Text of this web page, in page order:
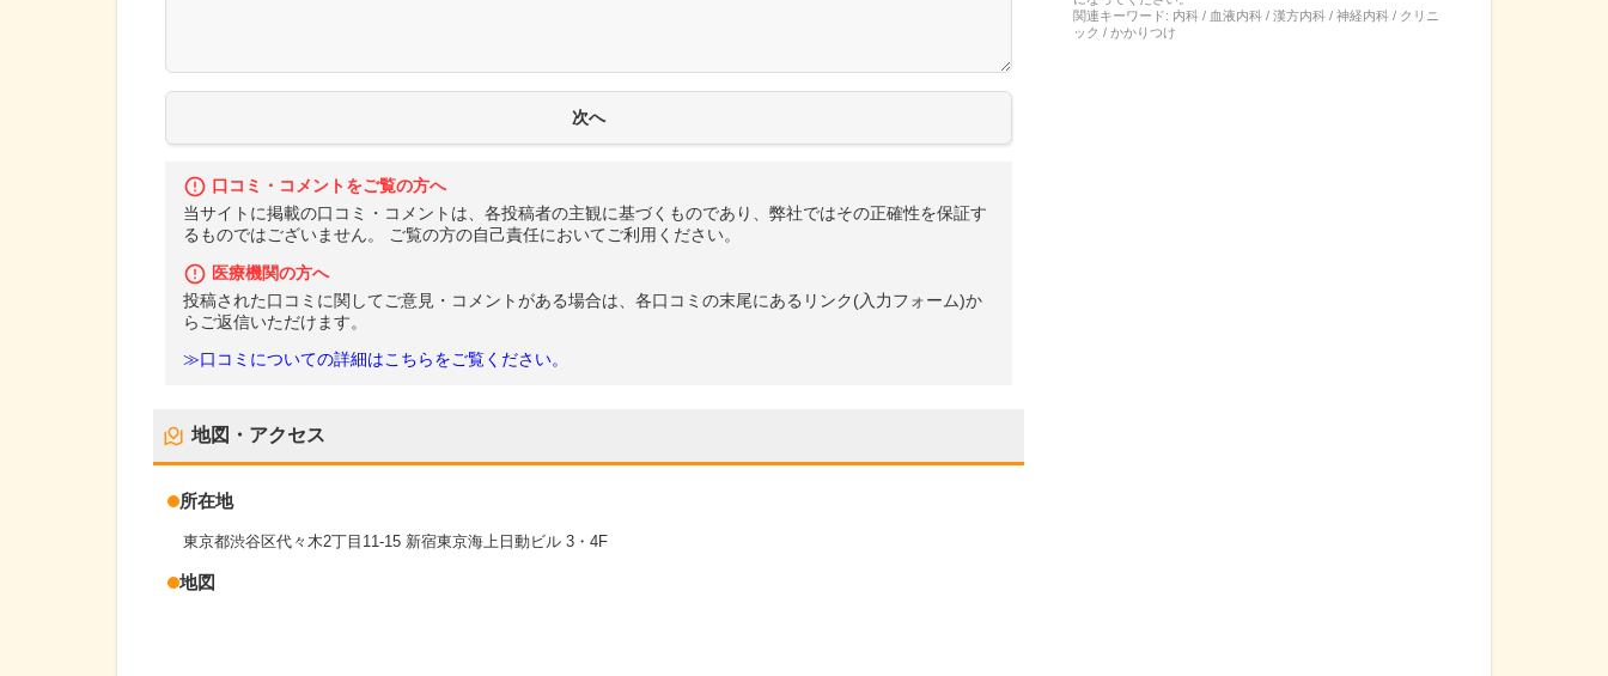
口コミ・コメントをご覧の方へ
当サイトに掲載の口コミ・コメントは、各投稿者の主観に基づくものであり、弊社ではその正確性を保証す
るものではございません。 ご覧の方の自己責任においてご利用ください。
医療機関の方へ
投稿された口コミに関してご意見・コメントがある場合は、各口コミの末尾にあるリンク(入力フォーム)か
らご返信いただけます。
≫口コミについての詳細はこちらをご覧ください。
地図・アクセス
所在地
東京都渋谷区代々木2丁目11-15 新宿東京海上日動ビル 3・4F
地図
関連キーワード: 内科 / 血液内科 / 漢方内科 / 神経内科 / クリニ
ック / かかりつけ